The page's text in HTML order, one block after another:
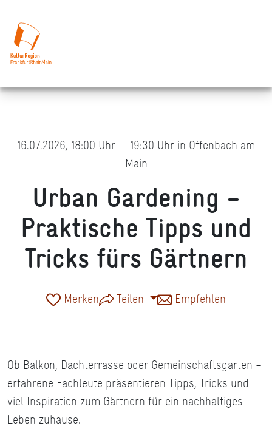
16.07.2026, 18:00 Uhr — 19:30 Uhr in Offenbach am
Main
Urban Gardening –
Praktische Tipps und
Tricks fürs Gärtnern
Merken Teilen Empfehlen
Ob Balkon, Dachterrasse oder Gemeinschaftsgarten –
erfahrene Fachleute präsentieren Tipps, Tricks und
viel Inspiration zum Gärtnern für ein nachhaltiges
Leben zuhause.